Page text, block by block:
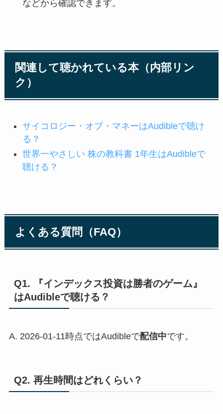
などから確認できます。
関連して聴かれている本（内部リン
ク）
サイコロジー・オブ・マネーはAudibleで聴け
る？
世界一やさしい 株の教科書 1年生はAudibleで
聴ける？
よくある質問（FAQ）
Q1. 『インデックス投資は勝者のゲーム』
はAudibleで聴ける？
A. 2026-01-11時点ではAudibleで配信中です。
Q2. 再生時間はどれくらい？